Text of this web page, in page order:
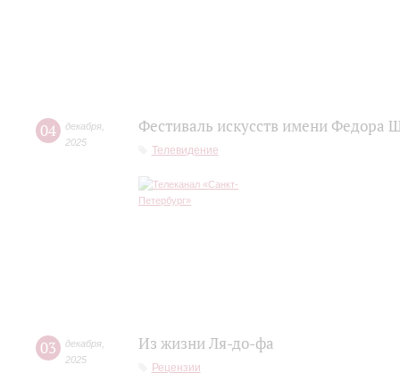
04 декабря
2025
Фестиваль искусств имени Федора
Телевидение
03 декабря
2025
Из жизни Ля-до-фа
Рецензии